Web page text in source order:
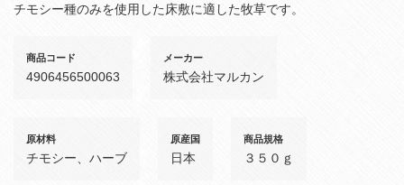
チモシー種のみを使用した床敷に適した牧草です。
商品コード
4906456500063
メーカー
株式会社マルカン
原材料
チモシー、ハーブ
原産国
日本
商品規格
３５０ｇ